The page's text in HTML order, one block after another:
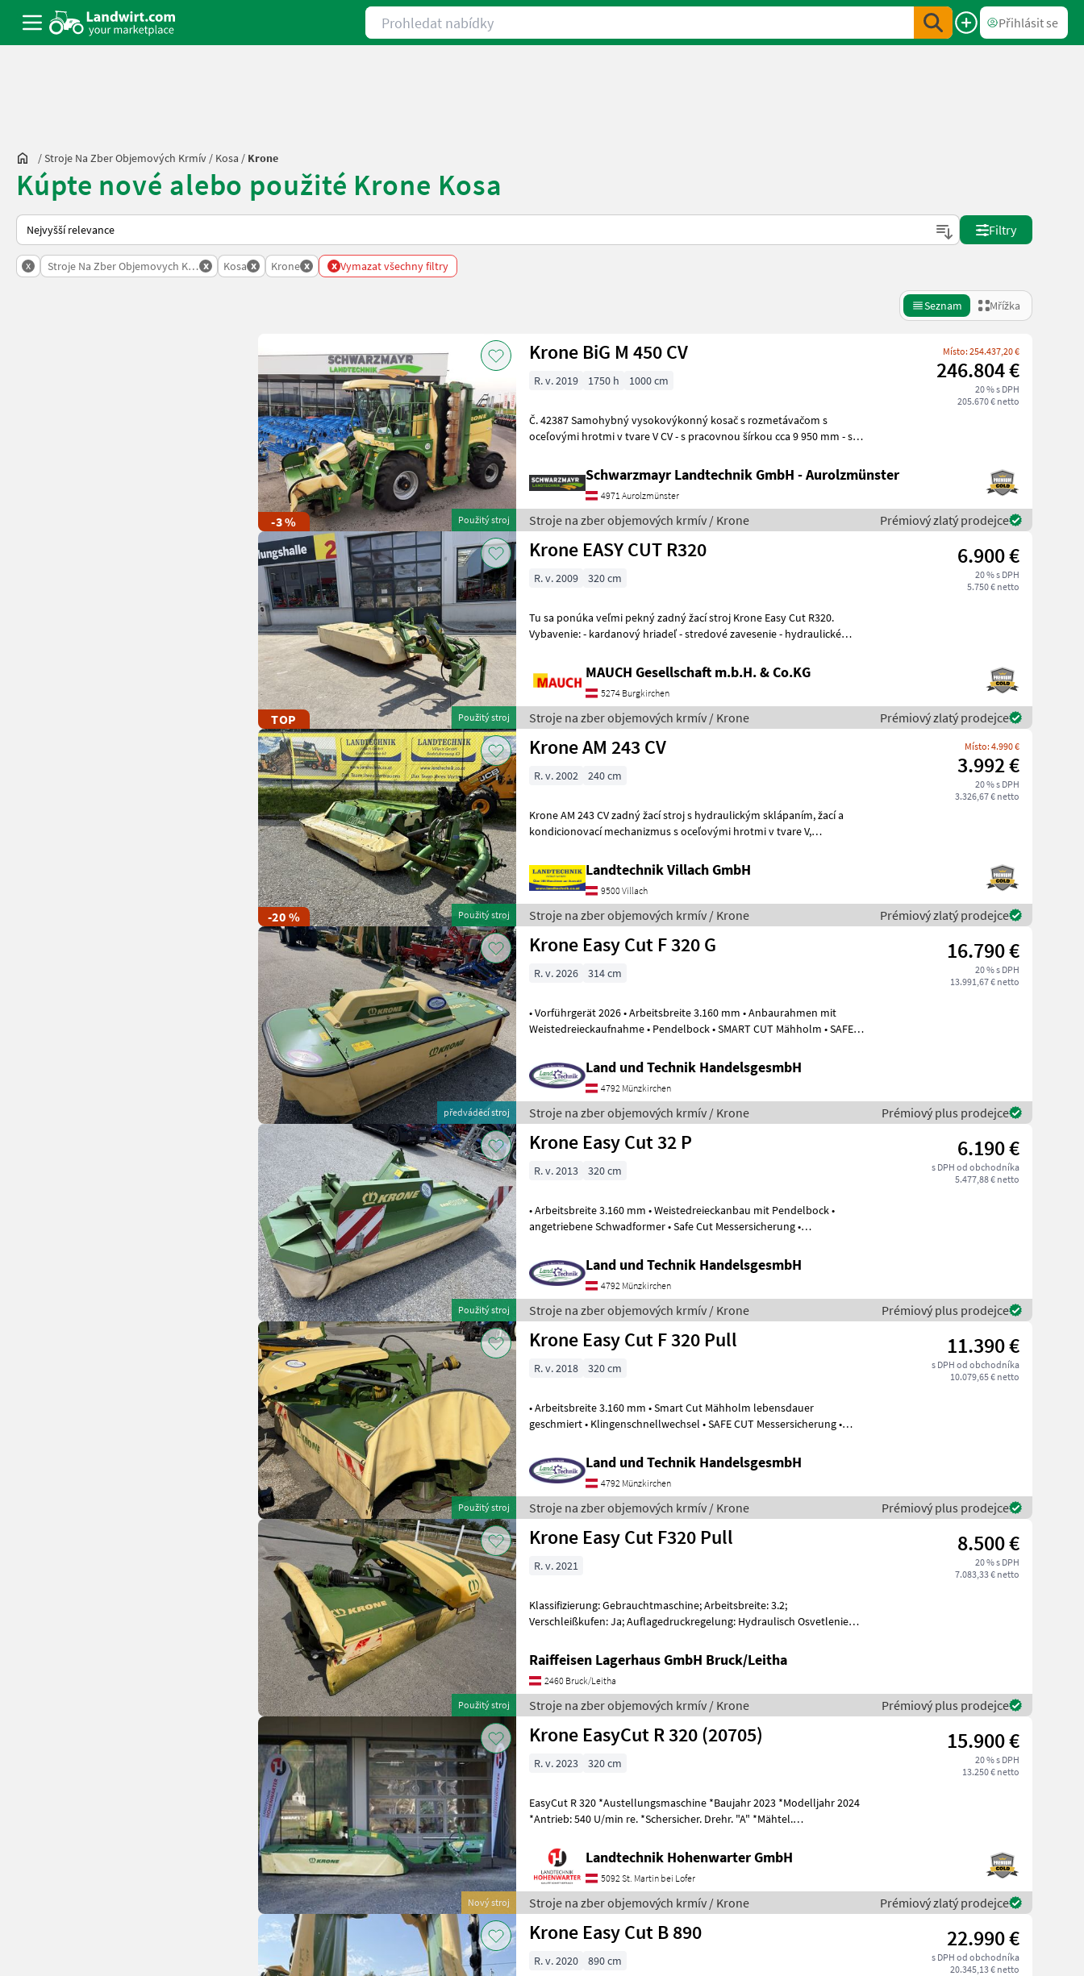
Prohledat nabídky
Přihlásit se
/Stroje Na Zber Objemových Krmív / Kosa / Krone
Kúpte nové alebo použité Krone Kosa
Takto se řadí nabídky na Landwirt.com
Filtry
x Stroje Na Zber Objemovych Krmiv
x Kosa x Krone x x Vymazat všechny filtry
Seznam Mřížka
-3 % Použitý stroj
Krone BiG M 450 CV Místo: 254.437,20 €
246.804 €
20 % s DPH
205.670 € netto
R. v. 2019 1750 h 1000 cm
Č. 42387 Samohybný vysokovýkonný kosač s rozmetávačom s
oceľovými hrotmi v tvare V CV - s pracovnou šírkou cca 9 950 mm - s
Schwarzmayr Landtechnik GmbH - Aurolzmünster
4971 Aurolzmünster
Stroje na zber objemových krmív / Krone Prémiový zlatý prodejce
TOP Použitý stroj
Krone EASY CUT R320 6.900 €
20 % s DPH
5.750 € netto
R. v. 2009 320 cm
Tu sa ponúka veľmi pekný zadný žací stroj Krone Easy Cut R320.
Vybavenie: - kardanový hriadeľ - stredové zavesenie - hydraulické
MAUCH Gesellschaft m.b.H. & Co.KG
5274 Burgkirchen
Stroje na zber objemových krmív / Krone Prémiový zlatý prodejce
-20 % Použitý stroj
Krone AM 243 CV Místo: 4.990 €
3.992 €
20 % s DPH
3.326,67 € netto
R. v. 2002 240 cm
Krone AM 243 CV zadný žací stroj s hydraulickým sklápaním, žací a
kondicionovací mechanizmus s oceľovými hrotmi v tvare V,
Landtechnik Villach GmbH
9500 Villach
Stroje na zber objemových krmív / Krone Prémiový zlatý prodejce
předváděcí stroj
Krone Easy Cut F 320 G 16.790 €
20 % s DPH
13.991,67 € netto
R. v. 2026 314 cm
• Vorführgerät 2026 • Arbeitsbreite 3.160 mm • Anbaurahmen mit
Weistedreieckaufnahme • Pendelbock • SMART CUT Mähholm • SAFE
Land und Technik HandelsgesmbH
4792 Münzkirchen
Stroje na zber objemových krmív / Krone Prémiový plus prodejce
Použitý stroj
Krone Easy Cut 32 P 6.190 €
s DPH od obchodníka
5.477,88 € netto
R. v. 2013 320 cm
• Arbeitsbreite 3.160 mm • Weistedreieckanbau mit Pendelbock •
angetriebene Schwadformer • Safe Cut Messersicherung •
Land und Technik HandelsgesmbH
4792 Münzkirchen
Stroje na zber objemových krmív / Krone Prémiový plus prodejce
Použitý stroj
Krone Easy Cut F 320 Pull 11.390 €
s DPH od obchodníka
10.079,65 € netto
R. v. 2018 320 cm
• Arbeitsbreite 3.160 mm • Smart Cut Mähholm lebensdauer
geschmiert • Klingenschnellwechsel • SAFE CUT Messersicherung •
Land und Technik HandelsgesmbH
4792 Münzkirchen
Stroje na zber objemových krmív / Krone Prémiový plus prodejce
Použitý stroj
Krone Easy Cut F320 Pull 8.500 €
20 % s DPH
7.083,33 € netto
R. v. 2021
Klassifizierung: Gebrauchtmaschine; Arbeitsbreite: 3.2;
Verschleißkufen: Ja; Auflagedruckregelung: Hydraulisch Osvetlenie
Raiffeisen Lagerhaus GmbH Bruck/Leitha
2460 Bruck/Leitha
Stroje na zber objemových krmív / Krone Prémiový plus prodejce
Nový stroj
Krone EasyCut R 320 (20705) 15.900 €
20 % s DPH
13.250 € netto
R. v. 2023 320 cm
EasyCut R 320 *Austellungsmaschine *Baujahr 2023 *Modelljahr 2024
*Antrieb: 540 U/min re. *Schersicher. Drehr. "A" *Mähtel.
Landtechnik Hohenwarter GmbH
5092 St. Martin bei Lofer
Stroje na zber objemových krmív / Krone Prémiový zlatý prodejce
Krone Easy Cut B 890 22.990 €
s DPH od obchodníka
20.345,13 € netto
R. v. 2020 890 cm